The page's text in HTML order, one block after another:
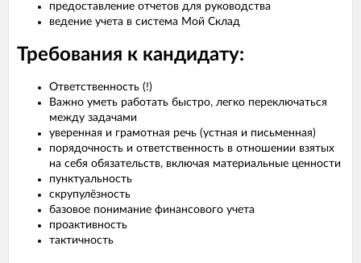
предоставление отчетов для руководства
ведение учета в система Мой Склад
Требования к кандидату:
Ответственность (!)
Важно уметь работать быстро, легко переключаться
между задачами
уверенная и грамотная речь (устная и письменная)
порядочность и ответственность в отношении взятых
на себя обязательств, включая материальные ценности
пунктуальность
скрупулёзность
базовое понимание финансового учета
проактивность
тактичность